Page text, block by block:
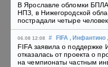
В Ярославле обломки
НПЗ, в Нижегородской
пострадали четыре
06.08 12:08 # FIFA , Инфантино
FIFA заявила о поддержке
отказалась от проекта о
на чемпионаты частным